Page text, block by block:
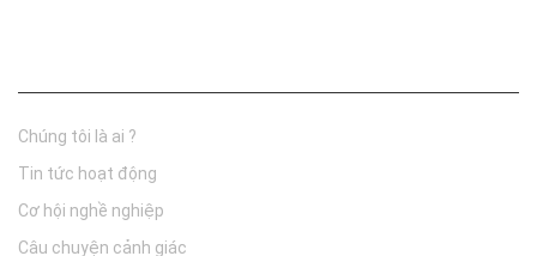
Chúng tôi là ai ?
Tin tức hoạt động
Cơ hội nghề nghiệp
Câu chuyện cảnh giác